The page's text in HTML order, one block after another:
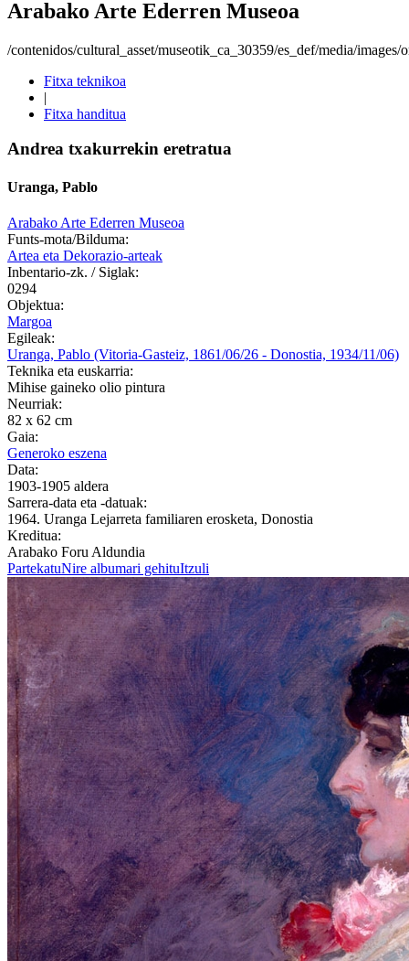
Arabako Arte Ederren Museoa
/contenidos/cultural_asset/museotik_ca_30359/es_def/media/images/
Fitxa teknikoa
|
Fitxa handitua
Andrea txakurrekin eretratua
Uranga, Pablo
Arabako Arte Ederren Museoa
Funts-mota/Bilduma:
Artea eta Dekorazio-arteak
Inbentario-zk. / Siglak:
0294
Objektua:
Margoa
Egileak:
Uranga, Pablo (Vitoria-Gasteiz, 1861/06/26 - Donostia, 1934/11/06)
Teknika eta euskarria:
Mihise gaineko olio pintura
Neurriak:
82 x 62 cm
Gaia:
Generoko eszena
Data:
1903-1905 aldera
Sarrera-data eta -datuak:
1964. Uranga Lejarreta familiaren erosketa, Donostia
Kreditua:
Arabako Foru Aldundia
PartekatuNire albumari gehituItzuli